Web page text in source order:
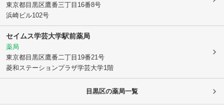
東京都目黒区鷹番三丁目16番8号
浜崎ビル102号
セイムス学芸大学駅前薬局
薬局
東京都目黒区鷹番二丁目19番21号
菱和ステーションプラザ学芸大学1階
目黒区の薬局一覧